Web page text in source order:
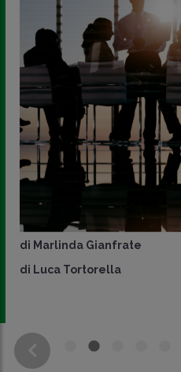
di Marlinda Gianfrate
di Luca Tortorella